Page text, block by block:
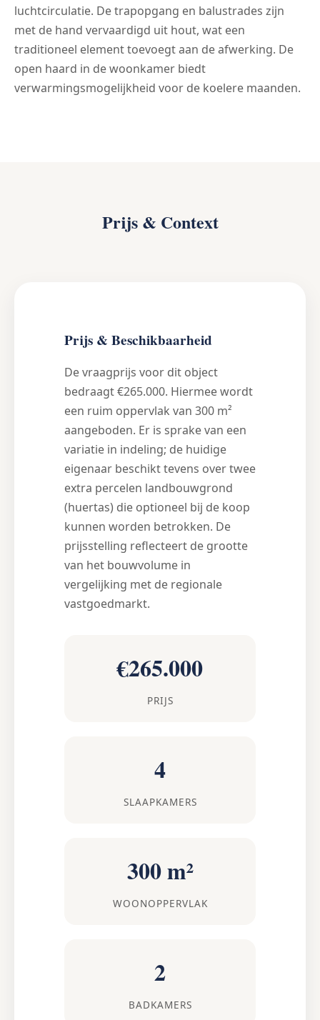
luchtcirculatie. De trapopgang en balustrades zijn
met de hand vervaardigd uit hout, wat een
traditioneel element toevoegt aan de afwerking. De
open haard in de woonkamer biedt
verwarmingsmogelijkheid voor de koelere maanden.
Prijs & Context
Prijs & Beschikbaarheid
De vraagprijs voor dit object
bedraagt €265.000. Hiermee wordt
een ruim oppervlak van 300 m²
aangeboden. Er is sprake van een
variatie in indeling; de huidige
eigenaar beschikt tevens over twee
extra percelen landbouwgrond
(huertas) die optioneel bij de koop
kunnen worden betrokken. De
prijsstelling reflecteert de grootte
van het bouwvolume in
vergelijking met de regionale
vastgoedmarkt.
€265.000
PRIJS
4
SLAAPKAMERS
300 m²
WOONOPPERVLAK
2
BADKAMERS